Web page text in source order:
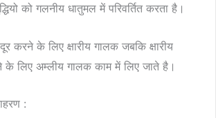
को गलनीय धातुमल में परिवर्तित करता है।
करने के लिए क्षारीय गालक जबकि क्षारीय
के लिए अम्लीय गालक काम में लिए जाते है।
: